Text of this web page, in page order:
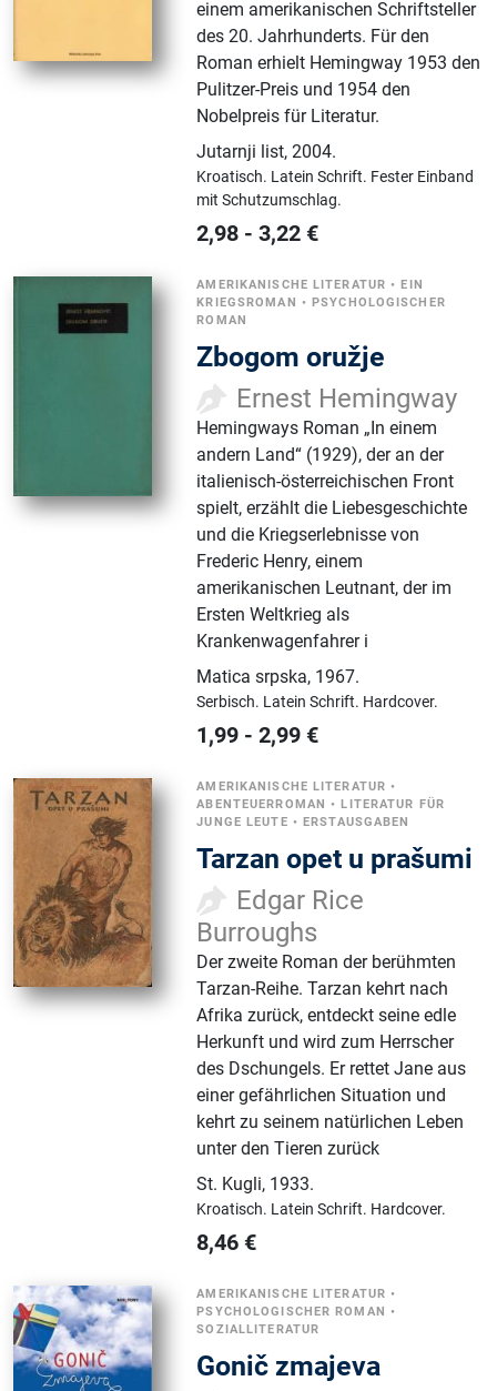
einem amerikanischen Schriftsteller
des 20. Jahrhunderts. Für den
Roman erhielt Hemingway 1953 den
Pulitzer-Preis und 1954 den
Nobelpreis für Literatur.
Jutarnji list,2004.
Kroatisch. Latein Schrift. Fester Einband
mit Schutzumschlag.
2,98 -3,22 €
AMERIKANISCHE LITERATUR • EIN
KRIEGSROMAN • PSYCHOLOGISCHER
ROMAN
Zbogom oružje
Ernest Hemingway
Hemingways Roman „In einem
andern Land“ (1929), der an der
italienisch-österreichischen Front
spielt, erzählt die Liebesgeschichte
und die Kriegserlebnisse von
Frederic Henry, einem
amerikanischen Leutnant, der im
Ersten Weltkrieg als
Krankenwagenfahrer i
Matica srpska, 1967.
Serbisch. Latein Schrift. Hardcover.
1,99 -2,99 €
AMERIKANISCHE LITERATUR •
ABENTEUERROMAN • LITERATUR FÜR
JUNGE LEUTE • ERSTAUSGABEN
Tarzan opet u prašumi
Edgar Rice
Burroughs
Der zweite Roman der berühmten
Tarzan-Reihe. Tarzan kehrt nach
Afrika zurück, entdeckt seine edle
Herkunft und wird zum Herrscher
des Dschungels. Er rettet Jane aus
einer gefährlichen Situation und
kehrt zu seinem natürlichen Leben
unter den Tieren zurück
St. Kugli, 1933.
Kroatisch. Latein Schrift. Hardcover.
8,46 €
AMERIKANISCHE LITERATUR •
PSYCHOLOGISCHER ROMAN •
SOZIALLITERATUR
Gonič zmajeva